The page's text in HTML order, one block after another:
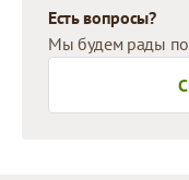
Есть вопросы?
Мы будем рады